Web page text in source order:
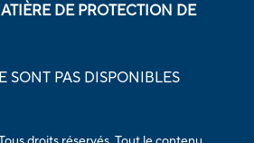
DE PROTECTION DE
SONT PAS DISPONIBLES